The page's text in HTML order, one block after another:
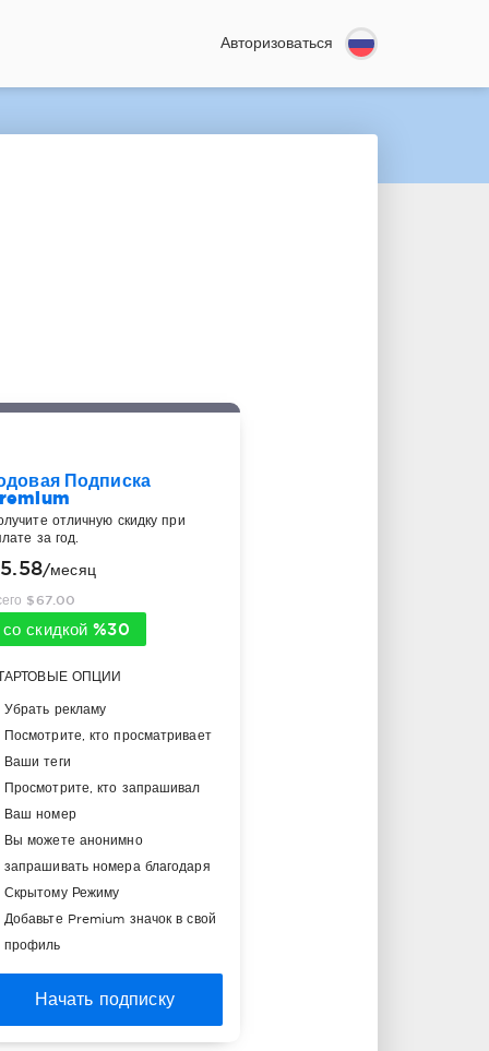
Авторизоваться
Подписка
отличную скидку при
за год.
/месяц
$67.00
со скидкой %30
ОПЦИИ
Убрать рекламу
Посмотрите, кто просматривает
Ваши теги
Просмотрите, кто запрашивал
Ваш номер
Вы можете анонимно
запрашивать номера благодаря
Скрытому Режиму
Добавьте Premium значок в свой
профиль
Начать подписку